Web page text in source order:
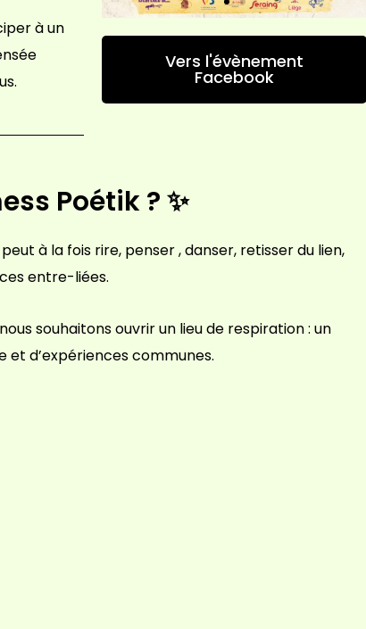
à un
Vers l'évènement
Facebook
Poétik ? ✨
à la fois rire, penser , danser, retisser du lien,
entre-liées.
souhaitons ouvrir un lieu de respiration : un
d’expériences communes.